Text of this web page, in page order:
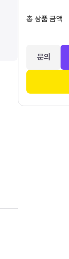
총 상품 금액
문의